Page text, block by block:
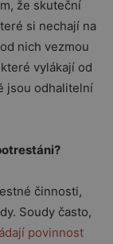
že skuteční
si nechají na
nich vezmou
vylákají od
jsou odhalitelní
činnosti,
Soudy často,
povinnost